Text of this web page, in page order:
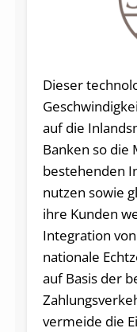
Dieser
auf die
Banken so die
bestehenden
nutzen sowie
ihre Kunden
Integration
nationale
auf Basis der
vermeide die